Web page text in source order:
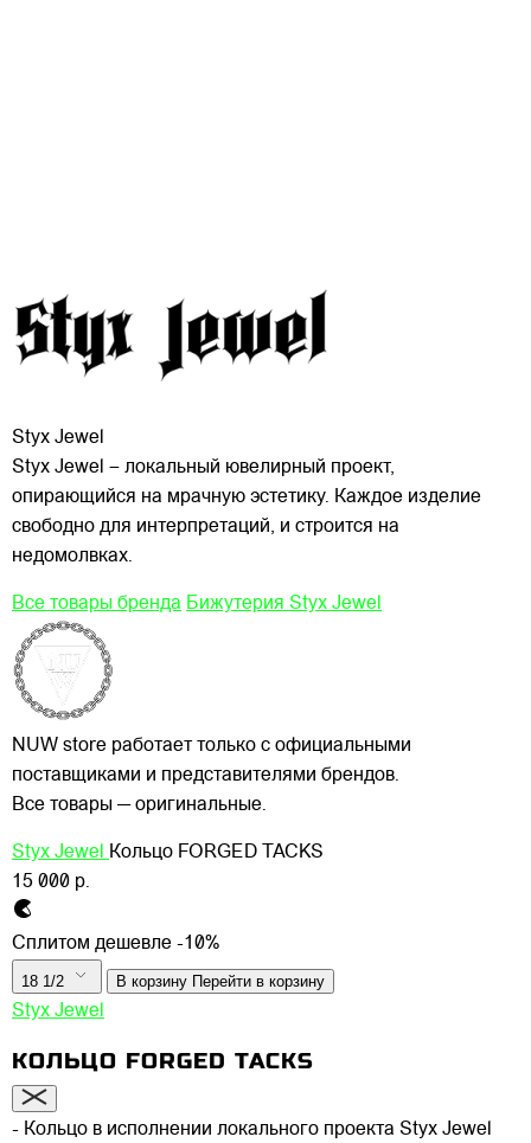
Styx Jewel
Styx Jewel – локальный ювелирный проект,
опирающийся на мрачную эстетику. Каждое изделие
свободно для интерпретаций, и строится на
недомолвках.
Все товары бренда Бижутерия Styx Jewel
NUW store работает только с официальными
поставщиками и представителями брендов.
Все товары — оригинальные.
Styx Jewel Кольцо FORGED TACKS
15 000 р.
Сплитом дешевле -10%
18 1/2 В корзину Перейти в корзину
Styx Jewel
КОЛЬЦО FORGED TACKS
- Кольцо в исполнении локального проекта Styx Jewel